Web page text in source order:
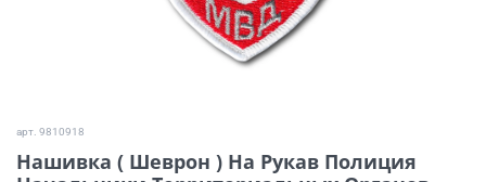
арт. 9810918
Нашивка ( Шеврон ) На Рукав Полиция